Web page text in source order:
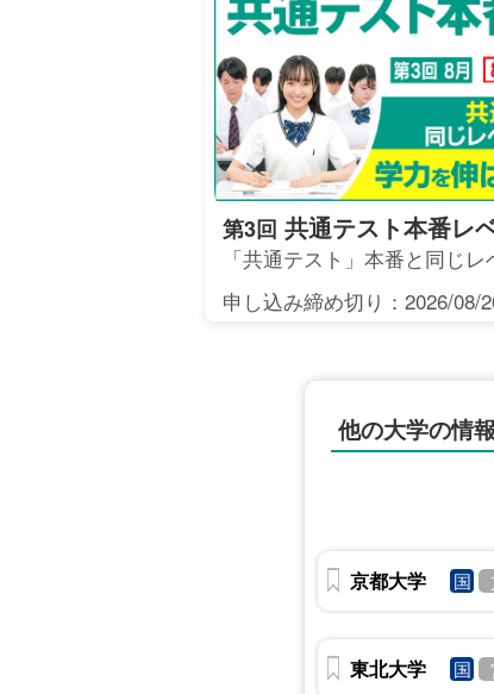
第3回 共通テスト本番レ
「共通テスト」本番と同じレ
申し込み締め切り：2026/08/
他の大学の情
京都大学 国
東北大学 国